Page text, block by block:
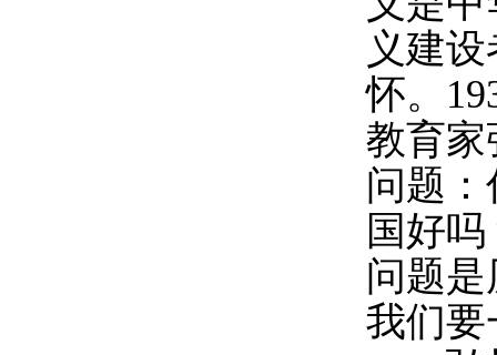
义建
怀。
教育家
问题
国好
问题
我们要